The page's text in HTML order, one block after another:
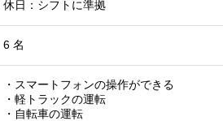
休日：シフトに準拠
6 名
・スマートフォンの操作ができる
・軽トラックの運転
・自転車の運転